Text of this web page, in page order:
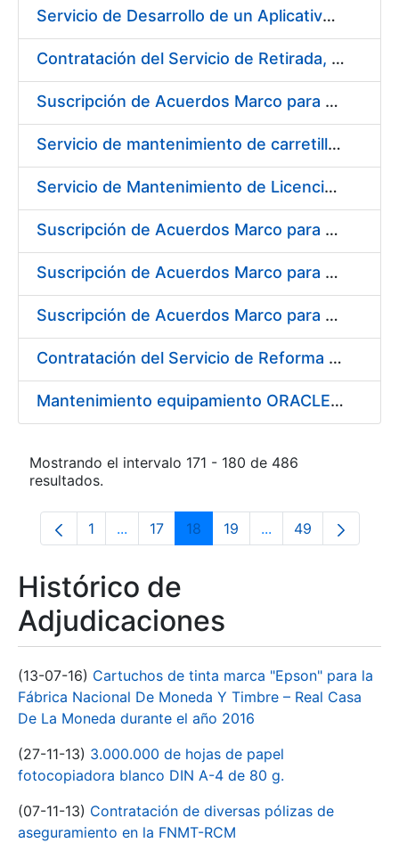
Servicio de Desarrollo de un Aplicativo para la Generación de Claves
Contratación del Servicio de Retirada, Transporte y Gestión de Briquetas en Fábrica de Papel de Burgos
Suscripción de Acuerdos Marco para el Suministro de Material de Electrónica e Informática
Servicio de mantenimiento de carretillas transportadoras - elevadoras para la FNMT-RCM
Servicio de Mantenimiento de Licencias Liferay
Suscripción de Acuerdos Marco para el Suministro de Material de Filtración
Suscripción de Acuerdos Marco para el Suministro de Material de Fontanería y Aire Acondicionado
Suscripción de Acuerdos Marco para el Suministro de Material de Neumática
Contratación del Servicio de Reforma de la Embocadura, Limpieza, Pintado y Numerado de Contenedores para Moneda de la FNMT-RCM
Mantenimiento equipamiento ORACLE en CERES
Mostrando el intervalo 171 - 180 de 486
resultados.
Página
1 ...Páginas intermedias Use TAB para
Página
17 Página
18 Página
19 ...PáginasPágina
49
Histórico de
Adjudicaciones
(13-07-16) Cartuchos de tinta marca "Epson" para la
Fábrica Nacional De Moneda Y Timbre – Real Casa
De La Moneda durante el año 2016
(27-11-13) 3.000.000 de hojas de papel
fotocopiadora blanco DIN A-4 de 80 g.
(07-11-13) Contratación de diversas pólizas de
aseguramiento en la FNMT-RCM